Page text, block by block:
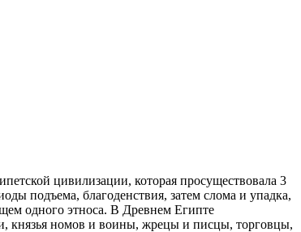
цивилизации, которая просуществовала 3
подъема, благоденствия, затем слома и упадка,
одного этноса. В Древнем Египте
князья номов и воины, жрецы и писцы, торговцы,